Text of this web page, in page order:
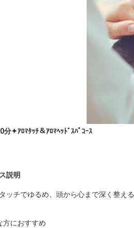
分✦ｱﾛﾏﾀｯﾁ＆ｱﾛﾏﾍｯﾄﾞｽﾊﾟｺｰｽ
説明
ッチでゆるめ、頭から心まで深く整え
方におすすめ